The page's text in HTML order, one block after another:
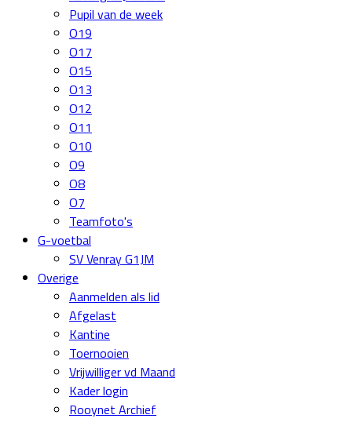
Pupil van de week
O19
O17
O15
O13
O12
O11
O10
O9
O8
O7
Teamfoto's
G-voetbal
SV Venray G1JM
Overige
Aanmelden als lid
Afgelast
Kantine
Toernooien
Vrijwilliger vd Maand
Kader login
Rooynet Archief